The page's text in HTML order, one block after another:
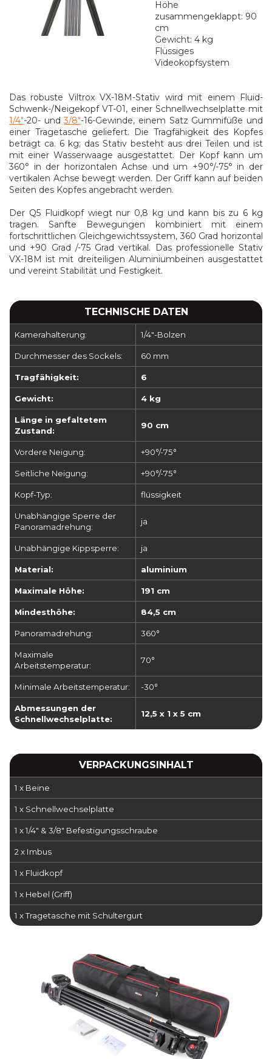
Höhe
zusammengeklappt: 90
cm
Gewicht: 4 kg
Flüssiges
Videokopfsystem
Das robuste Viltrox VX-18M-Stativ wird mit einem Fluid-
Schwenk-/Neigekopf VT-01, einer Schnellwechselplatte mit
1/4"-20- und3/8"-16-Gewinde, einem Satz Gummifüße und
einer Tragetasche geliefert. Die Tragfähigkeit des Kopfes
beträgt ca. 6 kg; das Stativ besteht aus drei Teilen und ist
mit einer Wasserwaage ausgestattet. Der Kopf kann um
360° in der horizontalen Achse und um +90°/-75° in der
vertikalen Achse bewegt werden. Der Griff kann auf beiden
Seiten des Kopfes angebracht werden.
Der Q5 Fluidkopf wiegt nur 0,8 kg und kann bis zu 6 kg
tragen. Sanfte Bewegungen kombiniert mit einem
fortschrittlichen Gleichgewichtssystem, 360 Grad horizontal
und +90 Grad /-75 Grad vertikal. Das professionelle Stativ
VX-18M ist mit dreiteiligen Aluminiumbeinen ausgestattet
und vereint Stabilität und Festigkeit.
TECHNISCHE DATEN
Kamerahalterung: 1/4"-Bolzen
Durchmesser des Sockels: 60 mm
Tragfähigkeit: 6
Gewicht: 4 kg
Länge in gefaltetem
Zustand:
90 cm
Vordere Neigung: +90°/-75°
Seitliche Neigung: +90°/-75°
Kopf-Typ: flüssigkeit
Unabhängige Sperre der
Panoramadrehung:
ja
Unabhängige Kippsperre: ja
Material: aluminium
Maximale Höhe: 191 cm
Mindesthöhe: 84,5 cm
Panoramadrehung: 360°
Maximale
Arbeitstemperatur:
70°
Minimale Arbeitstemperatur: -30°
Abmessungen der
Schnellwechselplatte:
12,5 x 1 x 5 cm
VERPACKUNGSINHALT
1 x Beine
1 x Schnellwechselplatte
1 x 1/4" & 3/8" Befestigungsschraube
2 x Imbus
1 x Fluidkopf
1 x Hebel (Griff)
1 x Tragetasche mit Schultergurt